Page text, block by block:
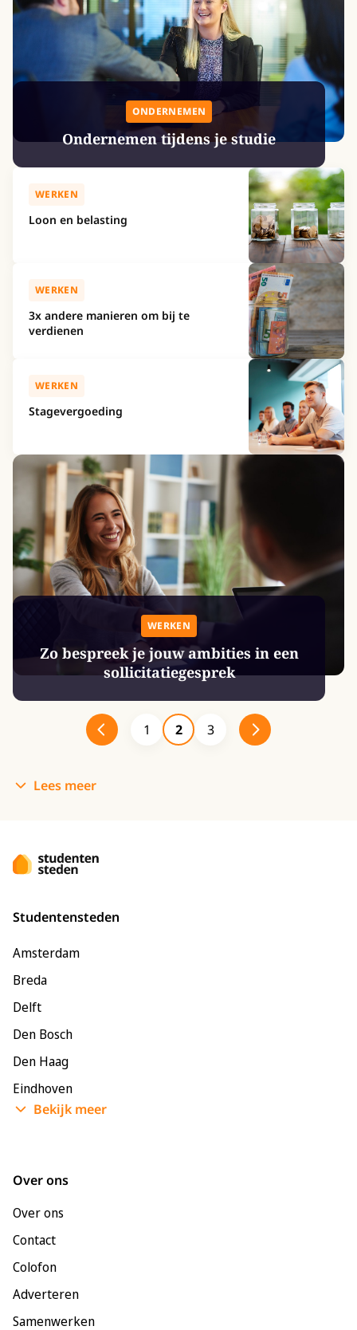
ONDERNEMEN
Ondernemen tijdens je studie
WERKEN
Loon en belasting
WERKEN
3x andere manieren om bij te
verdienen
WERKEN
Stagevergoeding
WERKEN
Zo bespreek je jouw ambities in een
sollicitatiegesprek
1 2 3
Lees meer
Studentensteden
Amsterdam
Breda
Delft
Den Bosch
Den Haag
Eindhoven
Enschede
Bekijk meer
Over ons
Over ons
Contact
Colofon
Adverteren
Samenwerken